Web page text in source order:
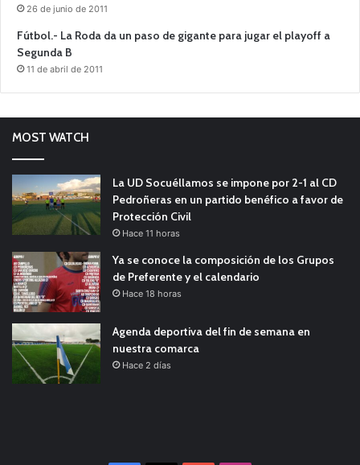
26 de junio de 2011
Fútbol.- La Roda da un paso de gigante para jugar el playoff a
Segunda B
11 de abril de 2011
MOST WATCH
La UD Socuéllamos se impone por 2-1 al CD
Pedroñeras en un partido benéfico a favor de
Protección Civil
Hace 11 horas
Ya se conoce la composición de los Grupos
de Preferente y el calendario
Hace 18 horas
Agenda deportiva del fin de semana en
nuestra comarca
Hace 2 días